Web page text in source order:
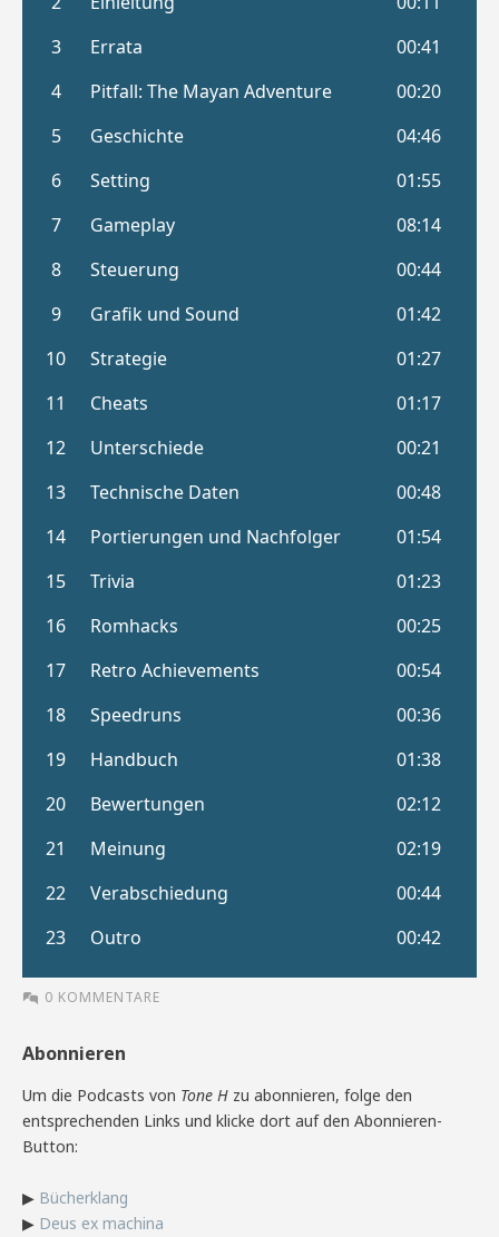
0 KOMMENTARE
Abonnieren
Um die Podcasts von Tone H zu abonnieren, folge den
entsprechenden Links und klicke dort auf den Abonnieren-
Button:
▶ Bücherklang
▶ Deus ex machina